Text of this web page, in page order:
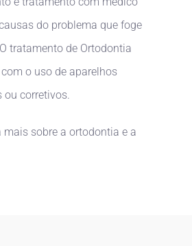
do problema que foge
tratamento de Ortodontia
o uso de aparelhos
ou corretivos.
mais sobre a ortodontia e a